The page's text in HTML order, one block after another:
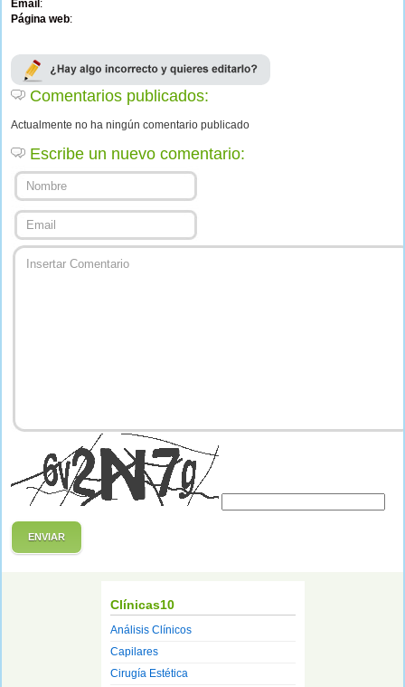
Email :
Página web:
Comentarios publicados:
Actualmente no ha ningún comentario publicado
Escribe un nuevo comentario:
ENVIAR
Clínicas10
Análisis Clínicos
Capilares
Cirugía Estética